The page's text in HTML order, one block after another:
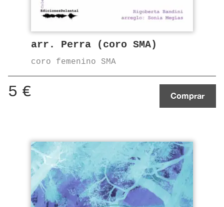
arr. Perra (coro SMA)
coro femenino SMA
5 € Comprar